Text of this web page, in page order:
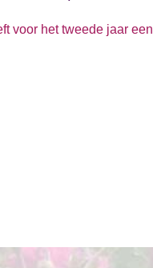
voor het tweede jaar een